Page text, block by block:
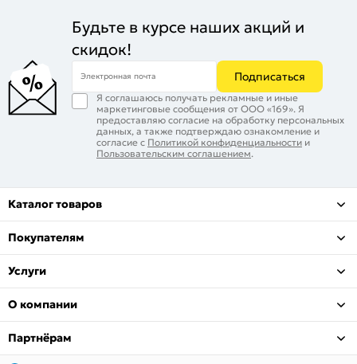
Будьте в курсе наших акций и
скидок!
Электронная почта Подписаться
Я соглашаюсь получать рекламные и иные
маркетинговые сообщения от ООО «169». Я
предоставляю согласие на обработку персональных
данных, а также подтверждаю ознакомление и
согласие с Политикой конфиденциальности и
Пользовательским соглашением.
Каталог товаров
Покупателям
Услуги
О компании
Партнёрам